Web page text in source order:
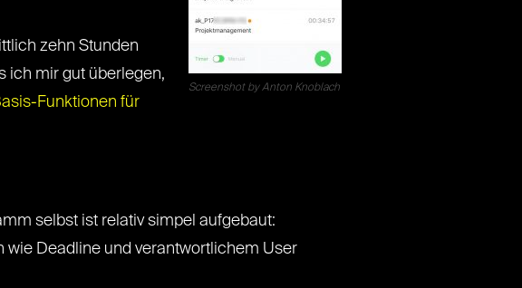
Screenshot by Anton Knoblach
zehn Stunden
ich mir gut überlegen,
Funktionen für
selbst ist relativ simpel aufgebaut:
wie Deadline und verantwortlichem User